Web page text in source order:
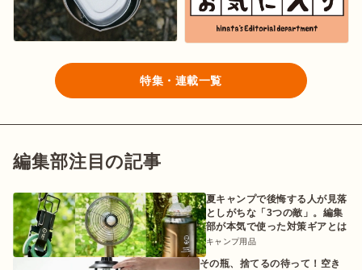
特集・連載一覧
編集部注目の記事
夏キャンプで後悔する人が見落
としがちな「3つの敵」。編集
部が本気で使った対策ギアとは
キャンプ用品
その瓶、捨てるの待って！空き